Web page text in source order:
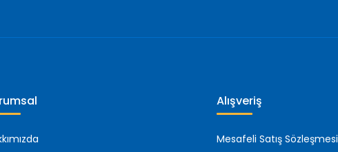
Alışveriş
Mesafeli Satış Sözleşmesi